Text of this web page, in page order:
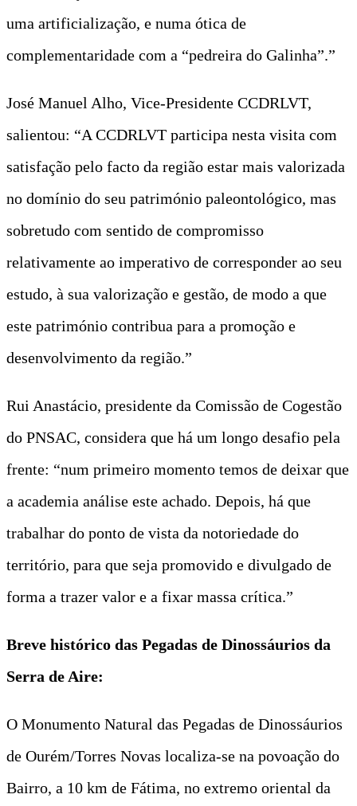
uma artificialização, e numa ótica de
complementaridade com a “pedreira do Galinha”.”
José Manuel Alho, Vice-Presidente CCDRLVT,
salientou: “A CCDRLVT participa nesta visita com
satisfação pelo facto da região estar mais valorizada
no domínio do seu património paleontológico, mas
sobretudo com sentido de compromisso
relativamente ao imperativo de corresponder ao seu
estudo, à sua valorização e gestão, de modo a que
este património contribua para a promoção e
desenvolvimento da região.”
Rui Anastácio, presidente da Comissão de Cogestão
do PNSAC, considera que há um longo desafio pela
frente: “num primeiro momento temos de deixar que
a academia análise este achado. Depois, há que
trabalhar do ponto de vista da notoriedade do
território, para que seja promovido e divulgado de
forma a trazer valor e a fixar massa crítica.”
Breve histórico das Pegadas de Dinossáurios da
Serra de Aire:
O Monumento Natural das Pegadas de Dinossáurios
de Ourém/Torres Novas localiza-se na povoação do
Bairro, a 10 km de Fátima, no extremo oriental da